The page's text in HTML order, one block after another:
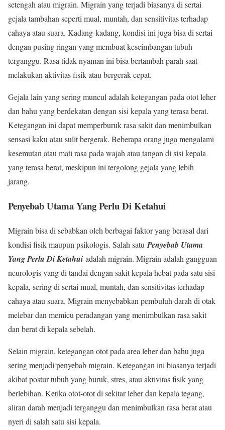
setengah atau migrain. Migrain yang terjadi biasanya di sertai
gejala tambahan seperti mual, muntah, dan sensitivitas terhadap
cahaya atau suara. Kadang-kadang, kondisi ini juga bisa di sertai
dengan pusing ringan yang membuat keseimbangan tubuh
terganggu. Rasa tidak nyaman ini bisa bertambah parah saat
melakukan aktivitas fisik atau bergerak cepat.
Gejala lain yang sering muncul adalah ketegangan pada otot leher
dan bahu yang berdekatan dengan sisi kepala yang terasa berat.
Ketegangan ini dapat memperburuk rasa sakit dan menimbulkan
sensasi kaku atau sulit bergerak. Beberapa orang juga mengalami
kesemutan atau mati rasa pada wajah atau tangan di sisi kepala
yang terasa berat, meskipun ini tergolong gejala yang lebih
jarang.
Penyebab Utama Yang Perlu Di Ketahui
Migrain bisa di sebabkan oleh berbagai faktor yang berasal dari
kondisi fisik maupun psikologis. Salah satu Penyebab Utama
Yang Perlu Di Ketahui adalah migrain. Migrain adalah gangguan
neurologis yang di tandai dengan sakit kepala hebat pada satu sisi
kepala, sering di sertai mual, muntah, dan sensitivitas terhadap
cahaya atau suara. Migrain menyebabkan pembuluh darah di otak
melebar dan memicu peradangan yang menimbulkan rasa sakit
dan berat di kepala sebelah.
Selain migrain, ketegangan otot pada area leher dan bahu juga
sering menjadi penyebab migrain. Ketegangan ini biasanya terjadi
akibat postur tubuh yang buruk, stres, atau aktivitas fisik yang
berlebihan. Ketika otot-otot di sekitar leher dan kepala tegang,
aliran darah menjadi terganggu dan menimbulkan rasa berat atau
nyeri di salah satu sisi kepala.